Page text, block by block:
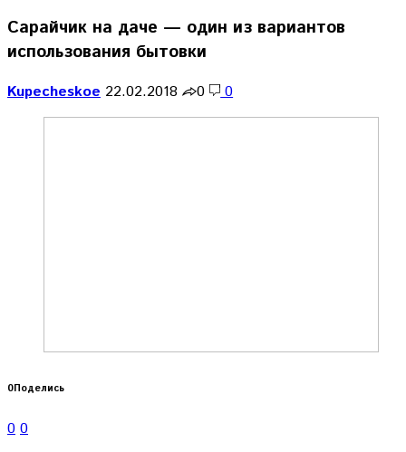
Сарайчик на даче — один из вариантов
использования бытовки
Kupecheskoe 22.02.2018 0 0
0Поделись
0 0